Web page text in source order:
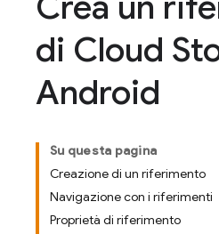
di Cloud
Android
Su questa pagina
Creazione di un riferimento
Navigazione con i riferimenti
Proprietà di riferimento